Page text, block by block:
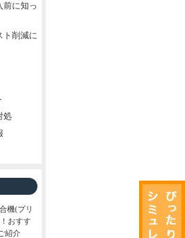
前に知っ
ト削減に
処
機(プリ
おすす
紹介